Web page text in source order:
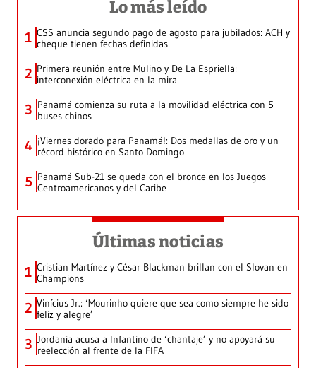
Lo más leído
1 CSS anuncia segundo pago de agosto para jubilados: ACH y
cheque tienen fechas definidas
2 Primera reunión entre Mulino y De La Espriella:
interconexión eléctrica en la mira
3 Panamá comienza su ruta a la movilidad eléctrica con 5
buses chinos
4 ¡Viernes dorado para Panamá!: Dos medallas de oro y un
récord histórico en Santo Domingo
5 Panamá Sub-21 se queda con el bronce en los Juegos
Centroamericanos y del Caribe
Últimas noticias
1 Cristian Martínez y César Blackman brillan con el Slovan en
Champions
2 Vinícius Jr.: ‘Mourinho quiere que sea como siempre he sido
feliz y alegre’
3 Jordania acusa a Infantino de ‘chantaje’ y no apoyará su
reelección al frente de la FIFA